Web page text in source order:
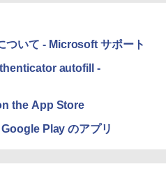
いて - Microsoft サポート
autofill -
the App Store
Play のアプリ